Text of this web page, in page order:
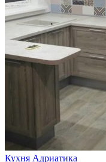
Кухня Адриатика